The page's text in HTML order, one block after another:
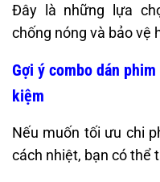
Đây là những lựa
chống nóng và bảo vệ
Gợi ý combo dán
kiệm
Nếu muốn tối ưu chi
cách nhiệt, bạn có thể